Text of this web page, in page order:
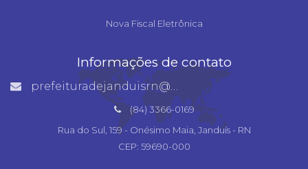
Nova Fiscal Eletrônica
Informações de contato
prefeituradejanduisrn@gmail.com
(84) 3366-0169
Rua do Sul, 159 - Onésimo Maia, Janduís - RN
CEP: 59690-000